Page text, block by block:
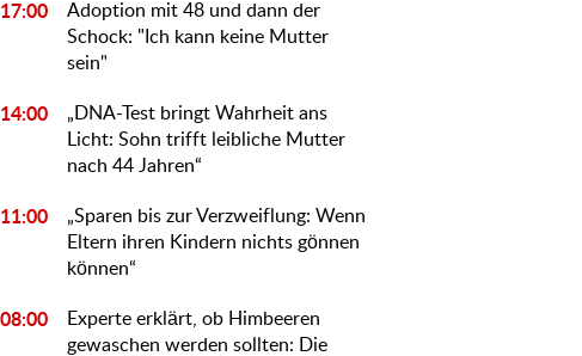
17:00
Adoption mit 48 und dann der
Schock: "Ich kann keine Mutter
sein"
14:00
„DNA-Test bringt Wahrheit ans
Licht: Sohn trifft leibliche Mutter
nach 44 Jahren“
11:00
„Sparen bis zur Verzweiflung: Wenn
Eltern ihren Kindern nichts gönnen
können“
08:00
Experte erklärt, ob Himbeeren
gewaschen werden sollten: Die